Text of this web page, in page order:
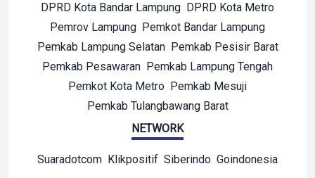
DPRD Kota Bandar Lampung DPRD Kota Metro
Pemrov Lampung Pemkot Bandar Lampung
Pemkab Lampung Selatan Pemkab Pesisir Barat
Pemkab Pesawaran Pemkab Lampung Tengah
Pemkot Kota Metro Pemkab Mesuji
Pemkab Tulangbawang Barat
NETWORK
Suaradotcom Klikpositif Siberindo Goindonesia